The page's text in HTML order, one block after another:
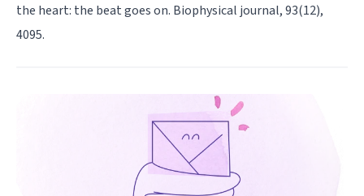
the heart: the beat goes on. Biophysical journal, 93(12),
4095.